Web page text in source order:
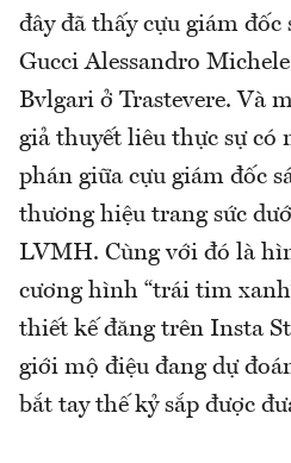
đây đã thấy cựu giám
Gucci Alessandro
Bvlgari ở Trastevere. Và
giả thuyết liêu thực sự có
phán giữa cựu giám đốc
thương hiệu trang sức
LVMH. Cùng với đó là
cương hình “trái tim
thiết kế đăng trên Insta
giới mộ điệu đang dự
bắt tay thế kỷ sắp được